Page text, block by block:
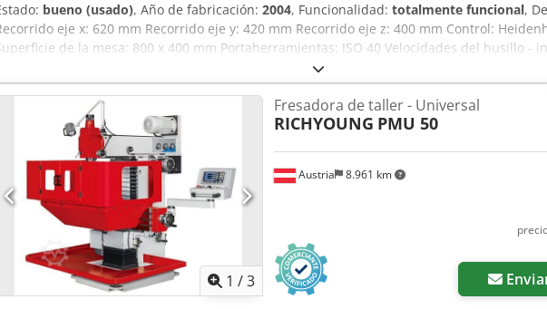
bueno (usado), Año de fabricación: 2004, Funcionalidad: totalmente funcional,
eje x: 620 mm Recorrido eje y: 420 mm Recorrido eje z: 400 mm Control:
de la mesa: 800 x 400 mm Portaherramientas: ISO 40 Velocidades del husillo -
variable: 50 - 4000 rpm Motor principal: 5,5 kW Requisito total de potencia: kW Peso de la
t Dimensiones aprox.: m Información adicional * Control CNC HEIDENHAIN TNC 410M
Aixeha * Sistema de refrigeración * Lámpara de máquina
1 /3
Austria 8.961 km
Fresadora de taller - Universal
RICHYOUNG PMU 50